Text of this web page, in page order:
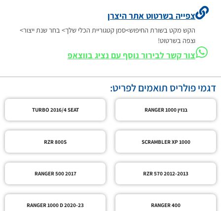
צפייה בשרטוט אתר היצרן
הקש מקט בשורת החיפוש>סמן קטגוריית הכלי שלך> בחר שנת ייצור>
וצפה בשרטוט!
צור קשר לבירור נוסף עם נציג בווצאפ
דגמי פולריס תואמים לפריט:
בנזין RANGER 1000 TURBO 2016/4 SEAT
SCRAMBLER XP 1000
RZR 800S
RZR 570 2012-2013
RANGER 500 2017
RANGER 400
RANGER 1000 D 2020-23